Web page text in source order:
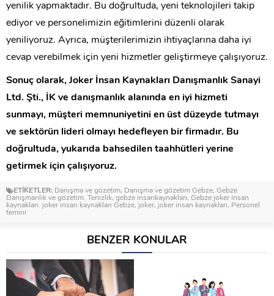
yenilik yapmaktadır. Bu doğrultuda, yeni teknolojileri takip
ediyor ve personelimizin eğitimlerini düzenli olarak
yeniliyoruz. Ayrıca, müşterilerimizin ihtiyaçlarına daha iyi
cevap verebilmek için yeni hizmetler geliştirmeye çalışıyoruz.
Sonuç olarak, Joker İnsan Kaynakları Danışmanlık Sanayi
Ltd. Şti., İK ve danışmanlık alanında en iyi hizmeti
sunmayı, müşteri memnuniyetini en üst düzeyde tutmayı
ve sektörün lideri olmayı hedefleyen bir firmadır. Bu
doğrultuda, yukarıda bahsedilen taahhütleri yerine
getirmek için çalışıyoruz.
ETİKETLER: Danışma ve gözetim, Danışma ve gözetim Gebze, Gebze
Danışmanlık ve gözetim. Tenizlik, gebze insankaynakları, Gebze joker insan
kaynakları. joker insan kaynakları Gebze, joker, joker insan kaynakları, Personel
temini
BENZER KONULAR